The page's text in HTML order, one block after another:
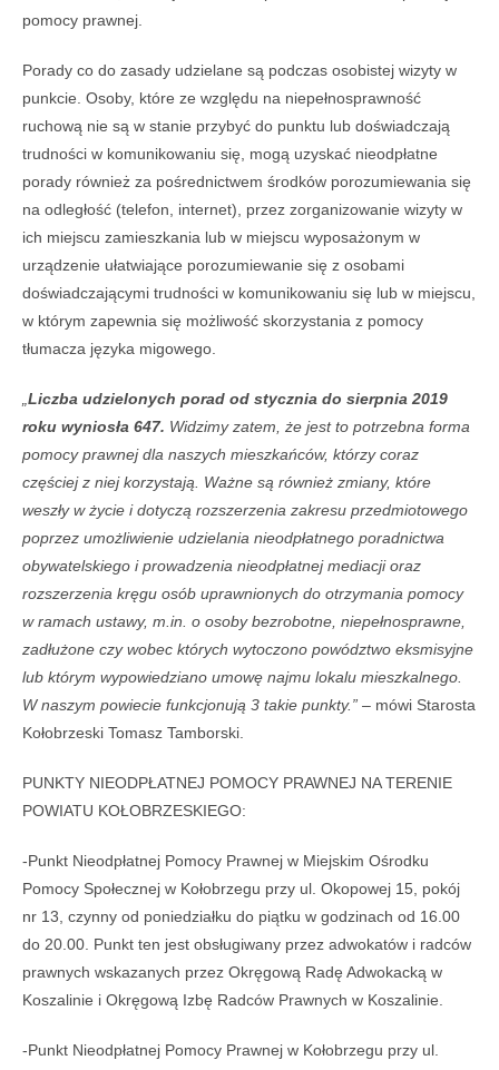
pomocy prawnej.
Porady co do zasady udzielane są podczas osobistej wizyty w
punkcie. Osoby, które ze względu na niepełnosprawność
ruchową nie są w stanie przybyć do punktu lub doświadczają
trudności w komunikowaniu się, mogą uzyskać nieodpłatne
porady również za pośrednictwem środków porozumiewania się
na odległość (telefon, internet), przez zorganizowanie wizyty w
ich miejscu zamieszkania lub w miejscu wyposażonym w
urządzenie ułatwiające porozumiewanie się z osobami
doświadczającymi trudności w komunikowaniu się lub w miejscu,
w którym zapewnia się możliwość skorzystania z pomocy
tłumacza języka migowego.
Liczba udzielonych porad od stycznia do sierpnia 2019
roku wyniosła 647. Widzimy zatem, że jest to potrzebna forma
pomocy prawnej dla naszych mieszkańców, którzy coraz
częściej z niej korzystają. Ważne są również zmiany, które
weszły w życie i dotyczą rozszerzenia zakresu przedmiotowego
poprzez umożliwienie udzielania nieodpłatnego poradnictwa
obywatelskiego i prowadzenia nieodpłatnej mediacji oraz
rozszerzenia kręgu osób uprawnionych do otrzymania pomocy
w ramach ustawy, m.in. o osoby bezrobotne, niepełnosprawne,
zadłużone czy wobec których wytoczono powództwo eksmisyjne
lub którym wypowiedziano umowę najmu lokalu mieszkalnego.
W naszym powiecie funkcjonują 3 takie punkty.” – mówi Starosta
Kołobrzeski Tomasz Tamborski.
PUNKTY NIEODPŁATNEJ POMOCY PRAWNEJ NA TERENIE
POWIATU KOŁOBRZESKIEGO:
-Punkt Nieodpłatnej Pomocy Prawnej w Miejskim Ośrodku
Pomocy Społecznej w Kołobrzegu przy ul. Okopowej 15, pokój
nr 13, czynny od poniedziałku do piątku w godzinach od 16.00
do 20.00. Punkt ten jest obsługiwany przez adwokatów i radców
prawnych wskazanych przez Okręgową Radę Adwokacką w
Koszalinie i Okręgową Izbę Radców Prawnych w Koszalinie.
-Punkt Nieodpłatnej Pomocy Prawnej w Kołobrzegu przy ul.